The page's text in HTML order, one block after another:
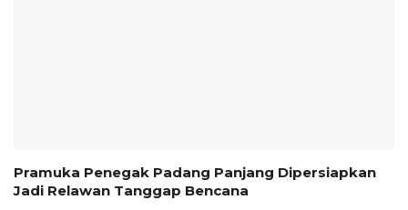
Pramuka Penegak Padang Panjang Dipersiapkan
Jadi Relawan Tanggap Bencana